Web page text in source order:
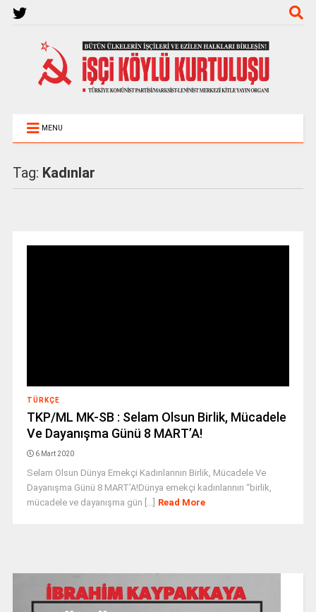
MENU
Tag: Kadınlar
TÜRKÇE
TKP/ML MK-SB : Selam Olsun Birlik, Mücadele
Ve Dayanışma Günü 8 MART’A!
6 Mart 2020
Selam Olsun Dünya Emekçi Kadınlarının Birlik, Mücadele Ve
Dayanışma Günü 8 MART’A!Dünya emekçi kadınlarının “birlik,
mücadele ve dayanışma gün [...] Read More